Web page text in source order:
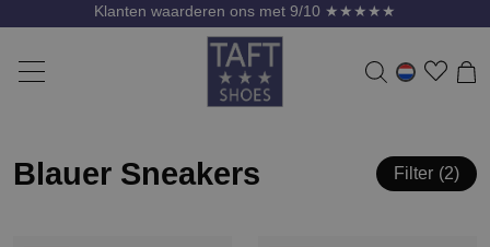
Klanten waarderen ons met 9/10 ★★★★★
Blauer Sneakers Filter 2